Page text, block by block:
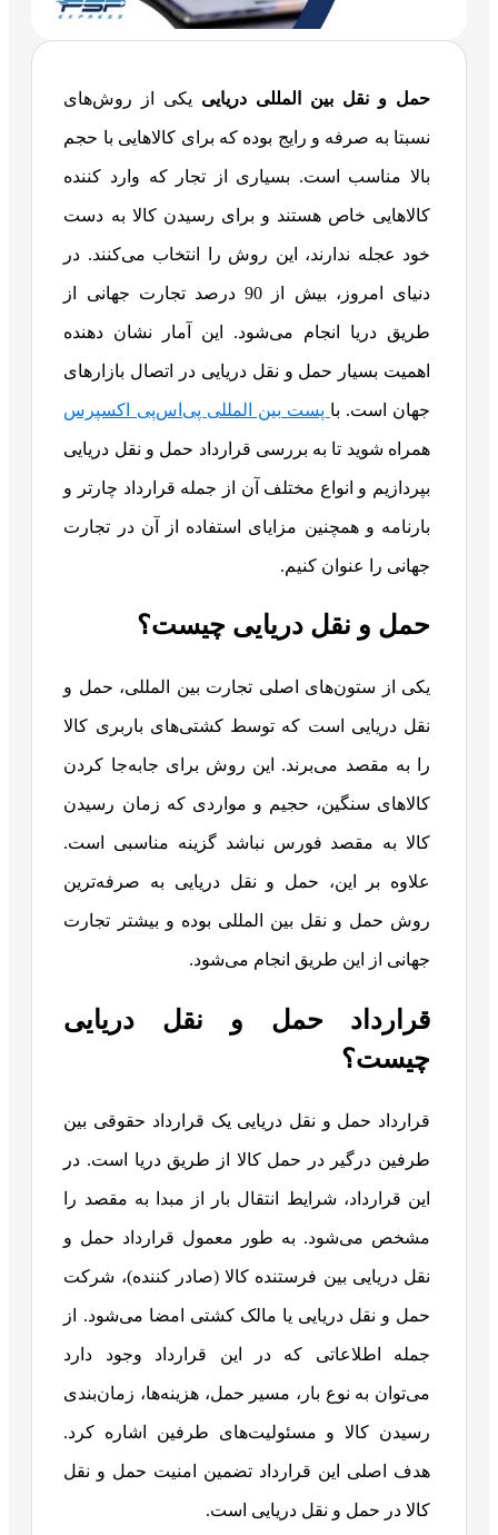
حمل و نقل بین المللی دریایی یکی از روش‌های
نسبتا به صرفه و رایج بوده که برای کالاهایی با حجم
بالا مناسب است. بسیاری از تجار که وارد کننده
کالاهایی خاص هستند و برای رسیدن کالا به دست
خود عجله ندارند، این روش را انتخاب می‌کنند. در
دنیای امروز، بیش از 90 درصد تجارت جهانی از
طریق دریا انجام می‌شود. این آمار نشان‌ دهنده
اهمیت بسیار حمل‌ و نقل دریایی در اتصال بازارهای
جهان است. با پست بین المللی پی‌اس‌پی اکسپرس
همراه شوید تا به بررسی قرارداد حمل‌ و نقل دریایی
بپردازیم و انواع مختلف آن از جمله قرارداد چارتر و
بارنامه و همچنین مزایای استفاده از آن در تجارت
جهانی را عنوان کنیم.
حمل و نقل دریایی چیست؟
یکی از ستون‌های اصلی تجارت بین المللی، حمل و
نقل دریایی است که توسط کشتی‌های باربری کالا
را به مقصد می‌برند. این روش برای جابه‌جا کردن
کالاهای سنگین، حجیم و مواردی که زمان رسیدن
کالا به مقصد فورس نباشد گزینه مناسبی است.
علاوه بر این، حمل و نقل دریایی به صرفه‌ترین
روش حمل و نقل بین المللی بوده و بیشتر تجارت
جهانی از این طریق انجام می‌شود.
قرارداد حمل‌ و نقل دریایی
چیست؟
قرارداد حمل‌ و نقل دریایی یک قرارداد حقوقی بین
طرفین درگیر در حمل کالا از طریق دریا است. در
این قرارداد، شرایط انتقال بار از مبدا به مقصد را
مشخص می‌شود. به طور معمول قرارداد حمل و
نقل دریایی بین فرستنده کالا (صادر کننده)، شرکت
حمل‌ و نقل دریایی یا مالک کشتی امضا می‌شود. از
جمله اطلاعاتی که در این قرارداد وجود دارد
می‌توان به نوع بار، مسیر حمل، هزینه‌ها، زمان‌بندی
رسیدن کالا و مسئولیت‌های طرفین اشاره کرد.
هدف اصلی این قرارداد تضمین امنیت حمل‌ و نقل
کالا در حمل و نقل دریایی است.